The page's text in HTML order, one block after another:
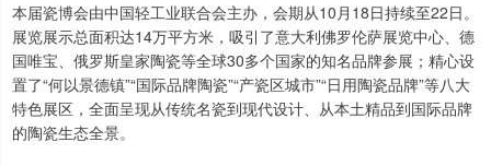
本届瓷博会由中国轻工业联合会主办，会期从10月18日持续至22日。
展览展示总面积达14万平方米，吸引了意大利佛罗伦萨展览中心、德
国唯宝、俄罗斯皇家陶瓷等全球30多个国家的知名品牌参展；精心设
置了“何以景德镇”“国际品牌陶瓷”“产瓷区城市”“日用陶瓷品牌”等八大
特色展区，全面呈现从传统名瓷到现代设计、从本土精品到国际品牌
的陶瓷生态全景。